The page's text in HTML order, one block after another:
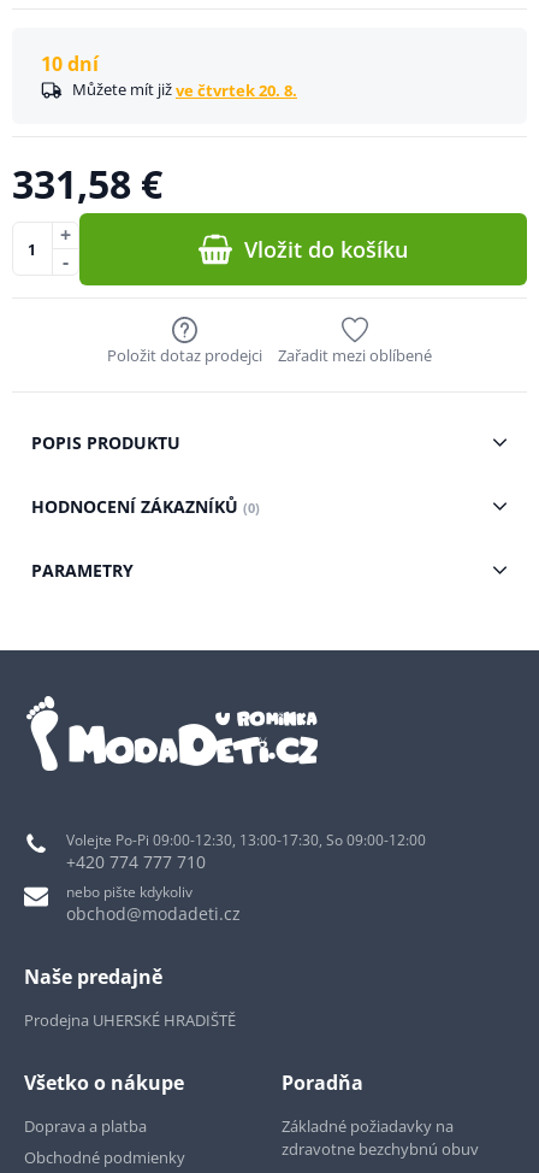
10 dní
Můžete mít jižve čtvrtek 20. 8.
331,58 €
-
+ Vložit do košíku
Položit dotaz prodejci Zařadit mezi oblíbené
POPIS PRODUKTU
HODNOCENÍ ZÁKAZNÍKŮ (0)
PARAMETRY
Volejte Po-Pi 09:00-12:30, 13:00-17:30, So 09:00-12:00
+420 774 777 710
nebo pište kdykoliv
obchod@modadeti.cz
Naše predajně
Prodejna UHERSKÉ HRADIŠTĚ
Všetko o nákupe
Doprava a platba
Obchodné podmienky
Poradňa
Základné požiadavky na
zdravotne bezchybnú obuv